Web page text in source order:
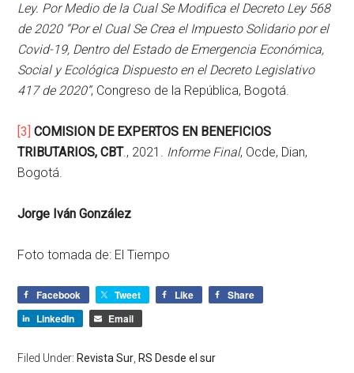
Ley. Por Medio de la Cual Se Modifica el Decreto Ley 568
de 2020 “Por el Cual Se Crea el Impuesto Solidario por el
Covid-19, Dentro del Estado de Emergencia Económica,
Social y Ecológica Dispuesto en el Decreto Legislativo
417 de 2020”, Congreso de la República, Bogotá.
[3] COMISION DE EXPERTOS EN BENEFICIOS
TRIBUTARIOS, CBT., 2021. Informe Final, Ocde, Dian,
Bogotá.
Jorge Iván González
Foto tomada de: El Tiempo
Facebook Tweet Like
Share
LinkedIn
Email
Filed Under: Revista Sur, RS Desde el sur